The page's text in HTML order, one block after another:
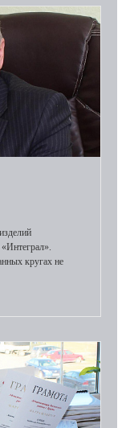
«Интеграл».
кругах не